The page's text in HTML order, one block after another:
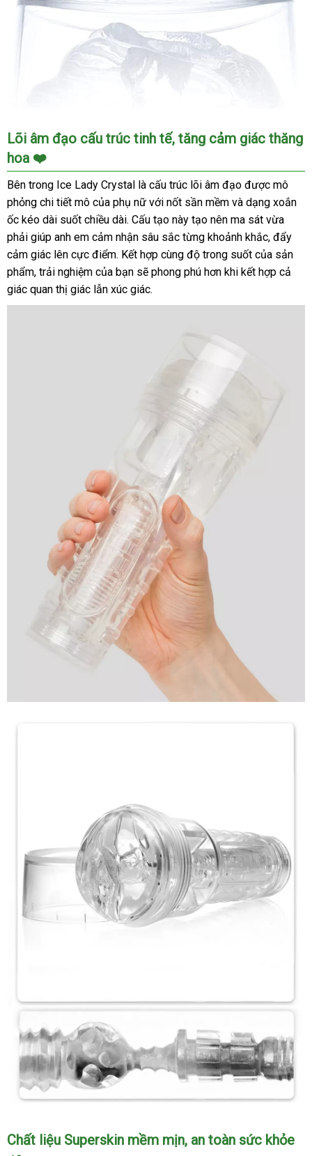
Âm
Đạo
Giả
Fleshlight
Ice
Lady
Crystal
Chính
Hãng
Cao
Cấp
Lõi âm đạo cấu trúc tinh tế, tăng cảm giác thăng
hoa ❤️
Bên trong Ice Lady Crystal là cấu trúc lõi âm đạo được mô
phỏng chi tiết mô của phụ nữ với nốt sần mềm và dạng xoắn
ốc kéo dài suốt chiều dài. Cấu tạo này tạo nên ma sát vừa
phải giúp anh em cảm nhận sâu sắc từng khoảnh khắc, đẩy
cảm giác lên cực điểm. Kết hợp cùng độ trong suốt của sản
phẩm, trải nghiệm của bạn sẽ phong phú hơn khi kết hợp cả
giác quan thị giác lẫn xúc giác.
Cao
Cấp
Âm
Đạo
Chất liệu Superskin mềm mịn, an toàn sức khỏe